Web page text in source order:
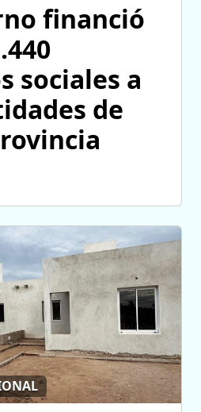
financió
sociales a
de